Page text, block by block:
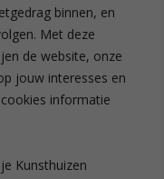
binnen, en
Met deze
de website, onze
jouw interesses en
informatie
Kunsthuizen